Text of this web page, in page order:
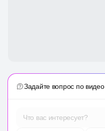
Задайте вопрос по видео
Что вас интересует?